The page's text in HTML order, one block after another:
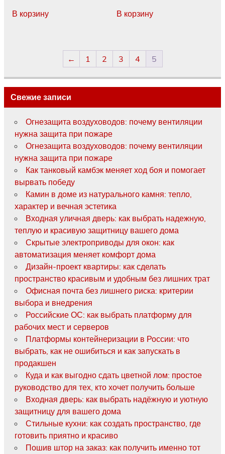
В корзину В корзину
← 1 2 3 4 5
Свежие записи
Огнезащита воздуховодов: почему вентиляции
нужна защита при пожаре
Огнезащита воздуховодов: почему вентиляции
нужна защита при пожаре
Как танковый камбэк меняет ход боя и помогает
вырвать победу
Камин в доме из натурального камня: тепло,
характер и вечная эстетика
Входная уличная дверь: как выбрать надежную,
теплую и красивую защитницу вашего дома
Скрытые электроприводы для окон: как
автоматизация меняет комфорт дома
Дизайн-проект квартиры: как сделать
пространство красивым и удобным без лишних трат
Офисная почта без лишнего риска: критерии
выбора и внедрения
Российские ОС: как выбрать платформу для
рабочих мест и серверов
Платформы контейнеризации в России: что
выбрать, как не ошибиться и как запускать в
продакшен
Куда и как выгодно сдать цветной лом: простое
руководство для тех, кто хочет получить больше
Входная дверь: как выбрать надёжную и уютную
защитницу для вашего дома
Стильные кухни: как создать пространство, где
готовить приятно и красиво
Пошив штор на заказ: как получить именно тот